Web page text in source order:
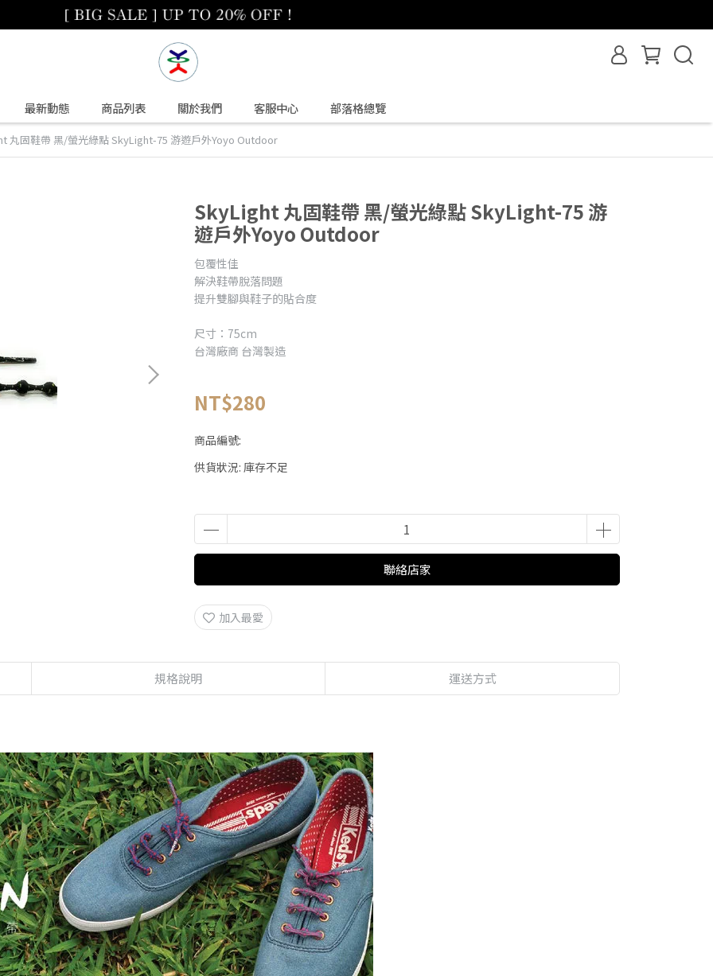
最新動態 商品列表 關於我們 客服中心 部落格總覽
丸固鞋帶 黑/螢光綠點 SkyLight-75 游遊戶外Yoyo Outdoor
SkyLight 丸固鞋帶 黑/螢光綠點 SkyLight-75 游
遊戶外Yoyo Outdoor
包覆性佳
解決鞋帶脫落問題
提升雙腳與鞋子的貼合度
尺寸：75cm
台灣廠商 台灣製造
NT$280
商品編號:
供貨狀況: 庫存不足
聯絡店家
加入最愛
規格說明 運送方式